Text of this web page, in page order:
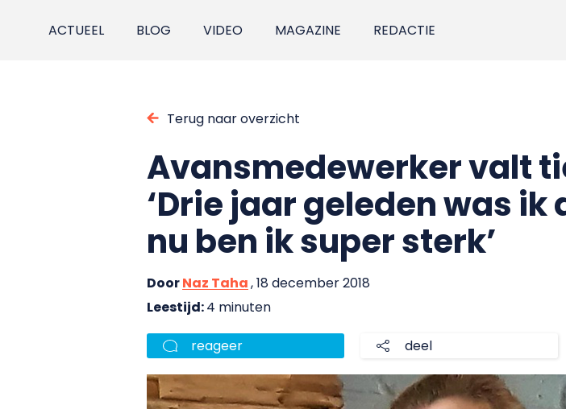
ACTUEEL BLOG VIDEO MAGAZINE REDACTIE
Terug naar overzicht
Avansmedewerker valt
‘Drie jaar geleden was
nu ben ik super sterk’
DoorNaz Taha, 18 december 2018
Leestijd:4 minuten
reageer deel